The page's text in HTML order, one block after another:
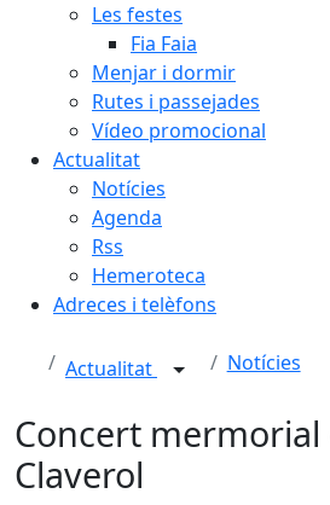
Les festes
Fia Faia
Menjar i dormir
Rutes i passejades
Vídeo promocional
Actualitat
Notícies
Agenda
Rss
Hemeroteca
Adreces i telèfons
Actualitat Notícies
Concert mermorial
Claverol